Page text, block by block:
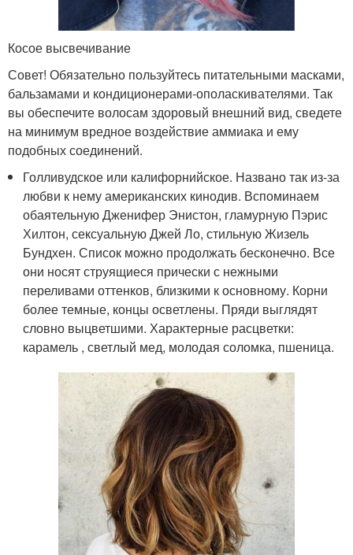
Косое высвечивание
Совет! Обязательно пользуйтесь питательными масками,
бальзамами и кондиционерами-ополаскивателями. Так
вы обеспечите волосам здоровый внешний вид, сведете
на минимум вредное воздействие аммиака и ему
подобных соединений.
Голливудское или калифорнийское. Названо так из-за
любви к нему американских кинодив. Вспоминаем
обаятельную Дженифер Энистон, гламурную Пэрис
Хилтон, сексуальную Джей Ло, стильную Жизель
Бундхен. Список можно продолжать бесконечно. Все
они носят струящиеся прически с нежными
переливами оттенков, близкими к основному. Корни
более темные, концы осветлены. Пряди выглядят
словно выцветшими. Характерные расцветки:
карамель , светлый мед, молодая соломка, пшеница.